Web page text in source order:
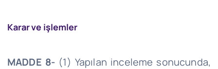
Karar ve işlemler
MADDE 8- (1) Yapılan inceleme sonucunda,